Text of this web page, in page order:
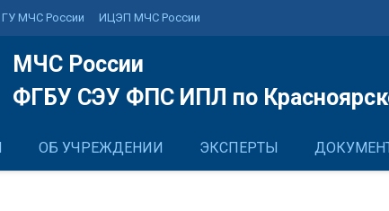
ГУ МЧС России ИЦЭП МЧС России
МЧС России
ФГБУ СЭУ ФПС ИПЛ по
ОБ УЧРЕЖДЕНИИ ЭКСПЕРТЫ